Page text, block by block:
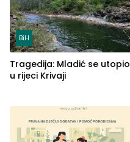
BiH
Tragedija: Mladić se utopio
u rijeci Krivaji